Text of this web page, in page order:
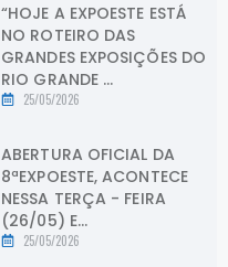
“HOJE A EXPOESTE ESTÁ
NO ROTEIRO DAS
GRANDES EXPOSIÇÕES DO
RIO GRANDE ...
25/05/2026
ABERTURA OFICIAL DA
8ªEXPOESTE, ACONTECE
NESSA TERÇA - FEIRA
(26/05) E...
25/05/2026